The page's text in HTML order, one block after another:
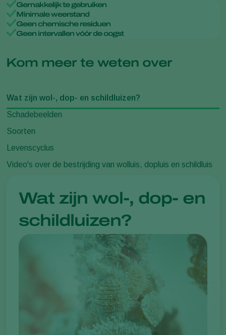
Gemakkelijk te gebruiken
Minimale weerstand
Geen chemische residuen
Geen intervallen vóór de oogst
Kom meer te weten over
Wat zijn wol-, dop- en schildluizen?
Schadebeelden
Soorten
Levenscyclus
Video's over de bestrijding van wolluis, dopluis en schildluis
Wat zijn wol-, dop- en
schildluizen?